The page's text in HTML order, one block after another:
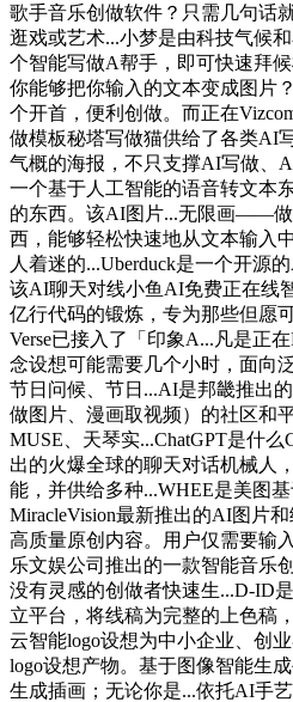
歌手音乐创做软件？只需几句话
逛戏或艺术...小梦是由科技气候
个智能写做A帮手，即可快速拜
你能够把你输入的文本变成图片
个开首，便利创做。而正在
做模板秘塔写做猫供给了各类AI
气概的海报，不只支撑AI写做、
一个基于人工智能的语音转文本
的东西。该AI图片...无限画——
西，能够轻松快速地从文本输入
人着迷的...Uberduck是一个开源
该AI聊天对线小鱼AI免费正在线
亿行代码的锻炼，专为那些但愿
Verse已接入了「印象A...凡是正
念设想可能需要几个小时，面向
节日问候、节日...AI是邦畿推出
做图片、漫画取视频）的社区和
MUSE、天琴实...ChatGPT是什么
出的火爆全球的聊天对话机械人
能，并供给多种...WHEE是美图
MiracleVision最新推出的AI图片
高质量原创内容。用户仅需要输
乐文娱公司推出的一款智能音乐
没有灵感的创做者快速生...D-ID
立平台，将线稿为完整的上色稿
云智能logo设想为中小企业、创
logo设想产物。基于图像智能生
生成插画；无论你是...依托AI手